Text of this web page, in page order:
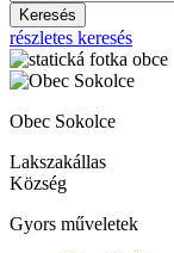
Keresés
részletes keresés
Obec Sokolce
Lakszakállas
Község
Gyors műveletek